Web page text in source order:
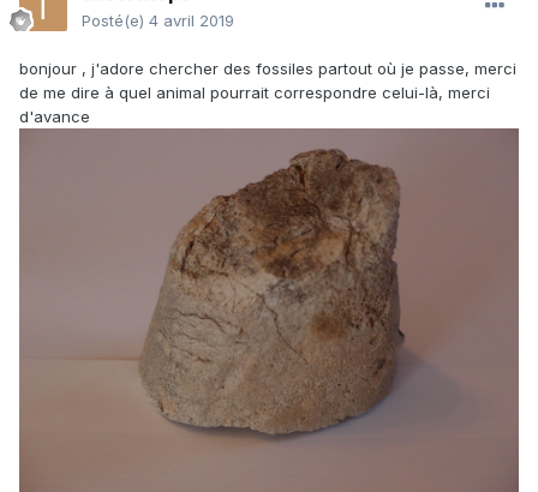
Posté(e) 4 avril 2019
bonjour , j'adore chercher des fossiles partout où je passe, merci
de me dire à quel animal pourrait correspondre celui-là, merci
d'avance